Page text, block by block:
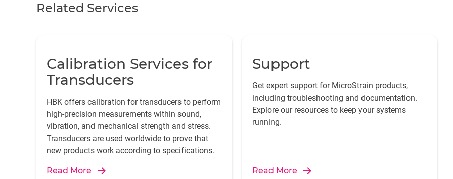
Related Services
Calibration Services for
Transducers
HBK offers calibration for transducers to perform
high-precision measurements within sound,
vibration, and mechanical strength and stress.
Transducers are used worldwide to prove that
new products work according to specifications.
Read More
Support
Get expert support for MicroStrain products,
including troubleshooting and documentation.
Explore our resources to keep your systems
running.
Read More